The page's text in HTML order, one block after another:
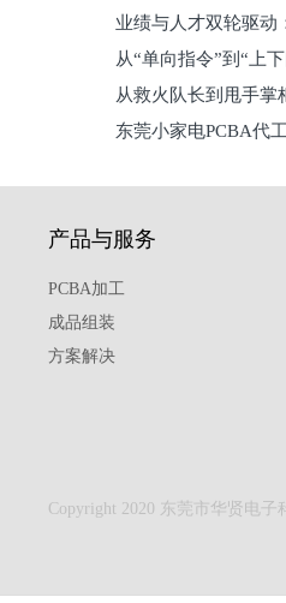
理死穴必须堵住
业绩与人才双轮驱动
从“单向指令”到“上
关键从救火队长到甩手掌
东莞小家电PCBA代
产品与服务
PCBA加工
成品组装
方案解决
Copyright 2020 东莞市华贤电子